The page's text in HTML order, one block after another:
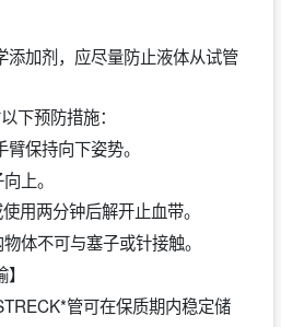
添加剂，应尽量防止液体从试管
下预防措施：
保持向下姿势。
上。
用两分钟后解开止血带。
体不可与塞子或针接触。
管可在保质期内稳定储